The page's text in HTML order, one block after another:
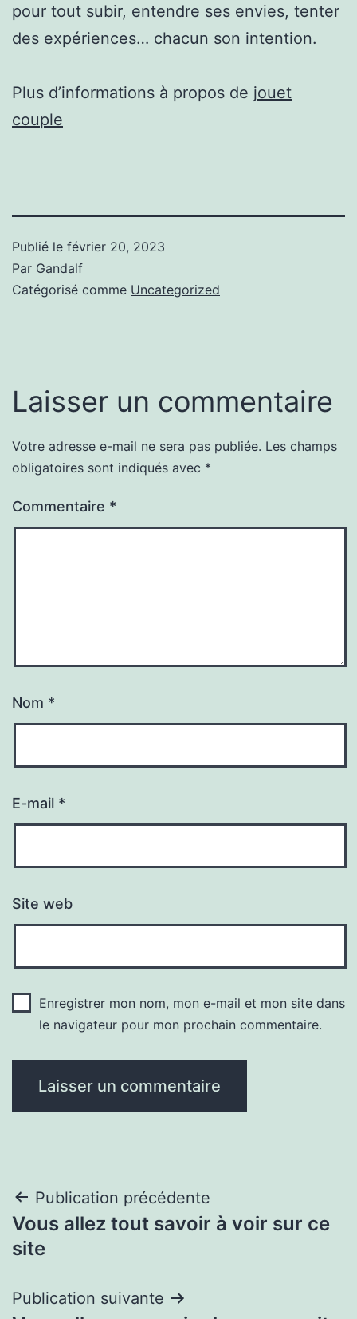
pour tout subir, entendre ses envies, tenter
des expériences… chacun son intention.
Plus d’informations à propos de jouet
couple
Publié le février 20, 2023
Par Gandalf
Catégorisé comme Uncategorized
Laisser un commentaire
Votre adresse e-mail ne sera pas publiée. Les champs
obligatoires sont indiqués avec *
Commentaire *
Nom *
E-mail *
Site web
Enregistrer mon nom, mon e-mail et mon site dans
le navigateur pour mon prochain commentaire.
Navigation
de
Publication précédente
Vous allez tout savoir à voir sur ce
site
Publication suivante